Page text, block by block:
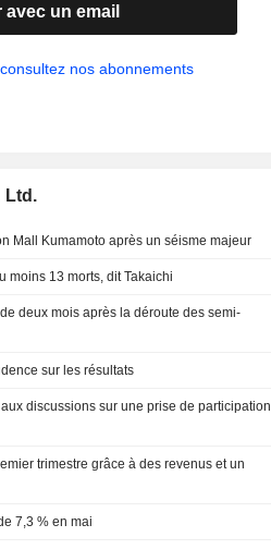
un email
consultez nos abonnements
Ltd.
Mall Kumamoto après un séisme majeur
moins 13 morts, dit Takaichi
deux mois après la déroute des semi-
sur les résultats
discussions sur une prise de participation
trimestre grâce à des revenus et un
7,3 % en mai